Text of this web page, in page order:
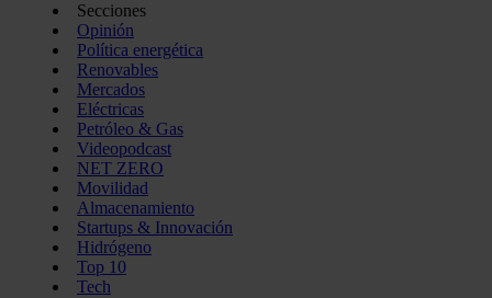
Secciones
Opinión
Política energética
Renovables
Mercados
Eléctricas
Petróleo & Gas
Videopodcast
NET ZERO
Movilidad
Almacenamiento
Startups & Innovación
Hidrógeno
Top 10
Tech